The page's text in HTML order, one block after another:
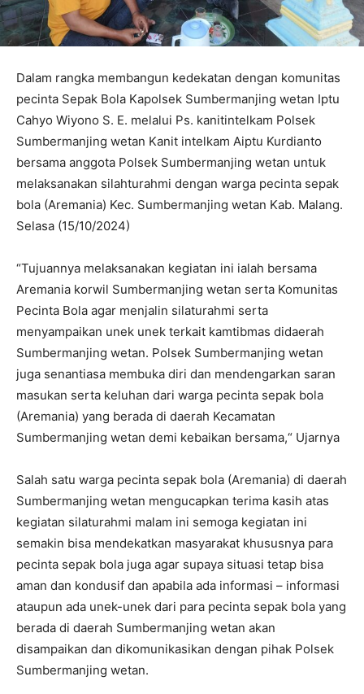
Dalam rangka membangun kedekatan dengan komunitas
pecinta Sepak Bola Kapolsek Sumbermanjing wetan Iptu
Cahyo Wiyono S. E. melalui Ps. kanitintelkam Polsek
Sumbermanjing wetan Kanit intelkam Aiptu Kurdianto
bersama anggota Polsek Sumbermanjing wetan untuk
melaksanakan silahturahmi dengan warga pecinta sepak
bola (Aremania) Kec. Sumbermanjing wetan Kab. Malang.
Selasa (15/10/2024)
“Tujuannya melaksanakan kegiatan ini ialah bersama
Aremania korwil Sumbermanjing wetan serta Komunitas
Pecinta Bola agar menjalin silaturahmi serta
menyampaikan unek unek terkait kamtibmas didaerah
Sumbermanjing wetan. Polsek Sumbermanjing wetan
juga senantiasa membuka diri dan mendengarkan saran
masukan serta keluhan dari warga pecinta sepak bola
(Aremania) yang berada di daerah Kecamatan
Sumbermanjing wetan demi kebaikan bersama,“ Ujarnya
Salah satu warga pecinta sepak bola (Aremania) di daerah
Sumbermanjing wetan mengucapkan terima kasih atas
kegiatan silaturahmi malam ini semoga kegiatan ini
semakin bisa mendekatkan masyarakat khususnya para
pecinta sepak bola juga agar supaya situasi tetap bisa
aman dan kondusif dan apabila ada informasi – informasi
ataupun ada unek-unek dari para pecinta sepak bola yang
berada di daerah Sumbermanjing wetan akan
disampaikan dan dikomunikasikan dengan pihak Polsek
Sumbermanjing wetan.